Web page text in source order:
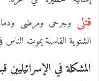
قتلى وجرحى ومرضى
الشتوية القاسية يموت
المشكلة في